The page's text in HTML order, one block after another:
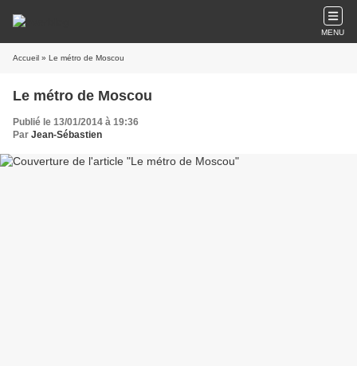
MENU
Accueil » Le métro de Moscou
Le métro de Moscou
Publié le 13/01/2014 à 19:36
Par Jean-Sébastien